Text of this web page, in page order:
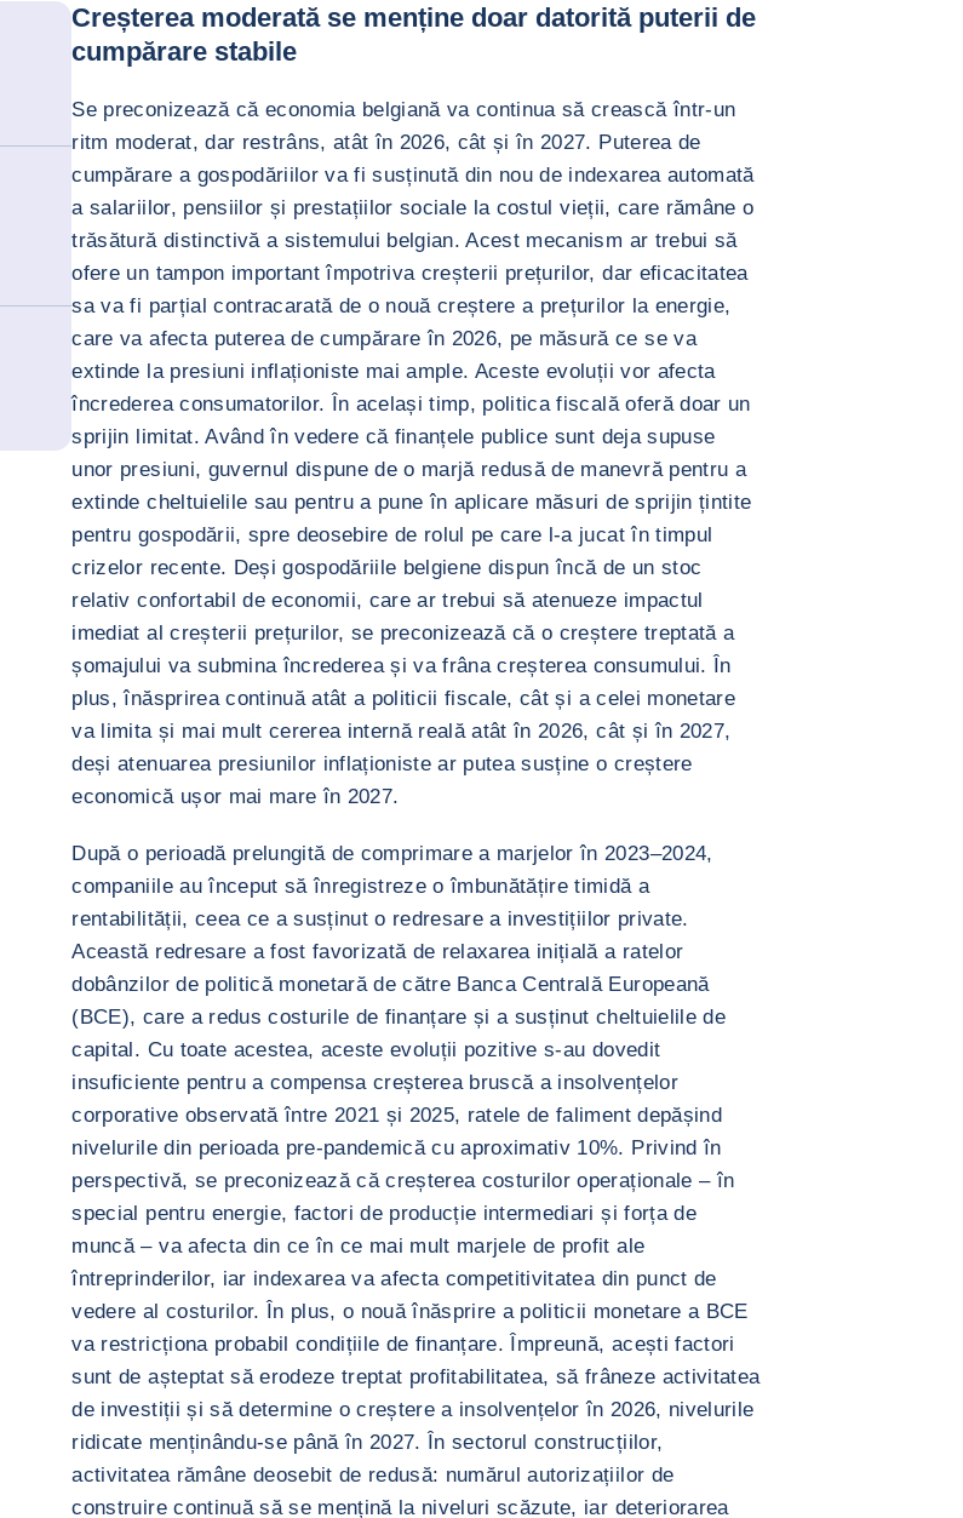
Creșterea moderată se menține doar datorită puterii de
cumpărare stabile
Se preconizează că economia belgiană va continua să crească într-un
ritm moderat, dar restrâns, atât în 2026, cât și în 2027. Puterea de
cumpărare a gospodăriilor va fi susținută din nou de indexarea automată
a salariilor, pensiilor și prestațiilor sociale la costul vieții, care rămâne o
trăsătură distinctivă a sistemului belgian. Acest mecanism ar trebui să
ofere un tampon important împotriva creșterii prețurilor, dar eficacitatea
sa va fi parțial contracarată de o nouă creștere a prețurilor la energie,
care va afecta puterea de cumpărare în 2026, pe măsură ce se va
extinde la presiuni inflaționiste mai ample. Aceste evoluții vor afecta
încrederea consumatorilor. În același timp, politica fiscală oferă doar un
sprijin limitat. Având în vedere că finanțele publice sunt deja supuse
unor presiuni, guvernul dispune de o marjă redusă de manevră pentru a
extinde cheltuielile sau pentru a pune în aplicare măsuri de sprijin țintite
pentru gospodării, spre deosebire de rolul pe care l-a jucat în timpul
crizelor recente. Deși gospodăriile belgiene dispun încă de un stoc
relativ confortabil de economii, care ar trebui să atenueze impactul
imediat al creșterii prețurilor, se preconizează că o creștere treptată a
șomajului va submina încrederea și va frâna creșterea consumului. În
plus, înăsprirea continuă atât a politicii fiscale, cât și a celei monetare
va limita și mai mult cererea internă reală atât în 2026, cât și în 2027,
deși atenuarea presiunilor inflaționiste ar putea susține o creștere
economică ușor mai mare în 2027.
După o perioadă prelungită de comprimare a marjelor în 2023–2024,
companiile au început să înregistreze o îmbunătățire timidă a
rentabilității, ceea ce a susținut o redresare a investițiilor private.
Această redresare a fost favorizată de relaxarea inițială a ratelor
dobânzilor de politică monetară de către Banca Centrală Europeană
(BCE), care a redus costurile de finanțare și a susținut cheltuielile de
capital. Cu toate acestea, aceste evoluții pozitive s-au dovedit
insuficiente pentru a compensa creșterea bruscă a insolvențelor
corporative observată între 2021 și 2025, ratele de faliment depășind
nivelurile din perioada pre-pandemică cu aproximativ 10%. Privind în
perspectivă, se preconizează că creșterea costurilor operaționale – în
special pentru energie, factori de producție intermediari și forța de
muncă – va afecta din ce în ce mai mult marjele de profit ale
întreprinderilor, iar indexarea va afecta competitivitatea din punct de
vedere al costurilor. În plus, o nouă înăsprire a politicii monetare a BCE
va restricționa probabil condițiile de finanțare. Împreună, acești factori
sunt de așteptat să erodeze treptat profitabilitatea, să frâneze activitatea
de investiții și să determine o creștere a insolvențelor în 2026, nivelurile
ridicate menținându-se până în 2027. În sectorul construcțiilor,
activitatea rămâne deosebit de redusă: numărul autorizațiilor de
construire continuă să se mențină la niveluri scăzute, iar deteriorarea